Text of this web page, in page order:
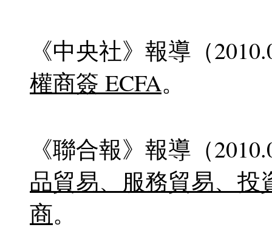
《中央社》報導（
權商簽 ECFA。
《聯合報》報導（
品貿易、服務貿易、
商。